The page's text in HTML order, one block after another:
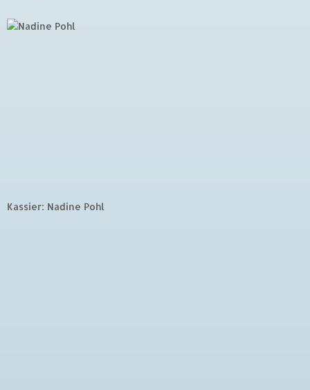
Kassier: Nadine Pohl